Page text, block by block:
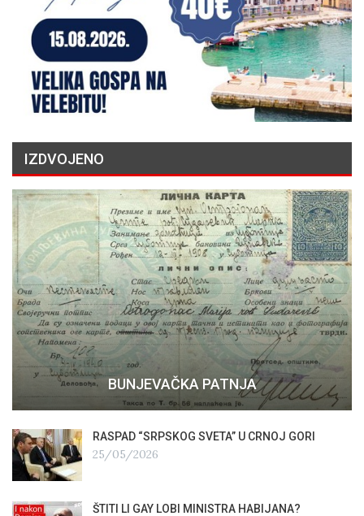
IZDVOJENO
BUNJEVAČKA PATNJA
RASPAD “SRPSKOG SVETA” U CRNOJ GORI
25/05/2026
ŠTITI LI GAY LOBI MINISTRA HABIJANA?